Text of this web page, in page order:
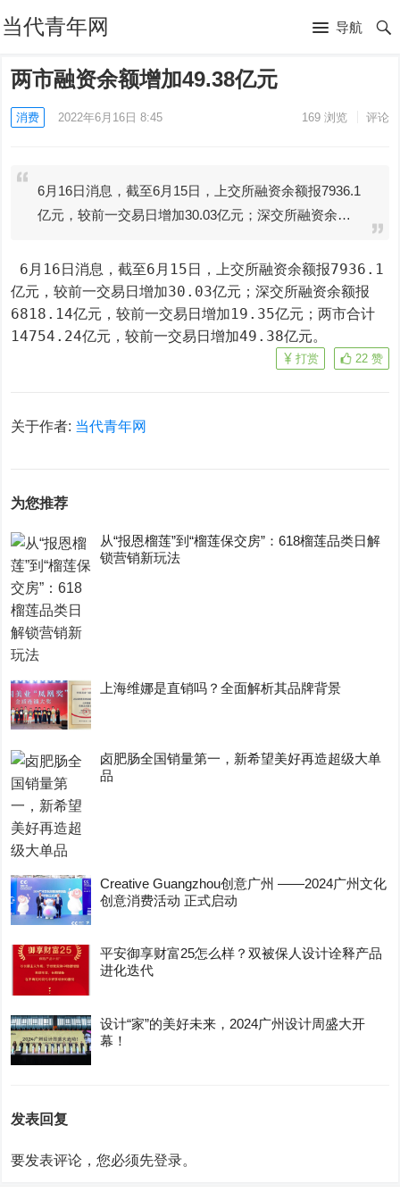
当代青年网 导航
两市融资余额增加49.38亿元
消费 2022年6月16日 8:45 169浏览 评论
6月16日消息，截至6月15日，上交所融资余额报7936.1
亿元，较前一交易日增加30.03亿元；深交所融资余…
亿元，较前一交易日增加30.03亿元；深交所融资余额报
6818.14亿元，较前一交易日增加19.35亿元；两市合计
14754.24亿元，较前一交易日增加49.38亿元。
22 赞
打赏
关于作者: 当代青年网
为您推荐
从“报恩榴莲”到“榴莲保交房”：618榴莲品类日解
锁营销新玩法
上海维娜是直销吗？全面解析其品牌背景
卤肥肠全国销量第一，新希望美好再造超级大单
品
Creative Guangzhou创意广州 ——2024广州文化
创意消费活动 正式启动
平安御享财富25怎么样？双被保人设计诠释产品
进化迭代
设计“家”的美好未来，2024广州设计周盛大开
幕！
发表回复
要发表评论，您必须先登录。